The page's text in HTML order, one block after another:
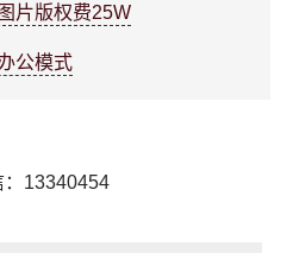
片版权费25W
公模式
：13340454